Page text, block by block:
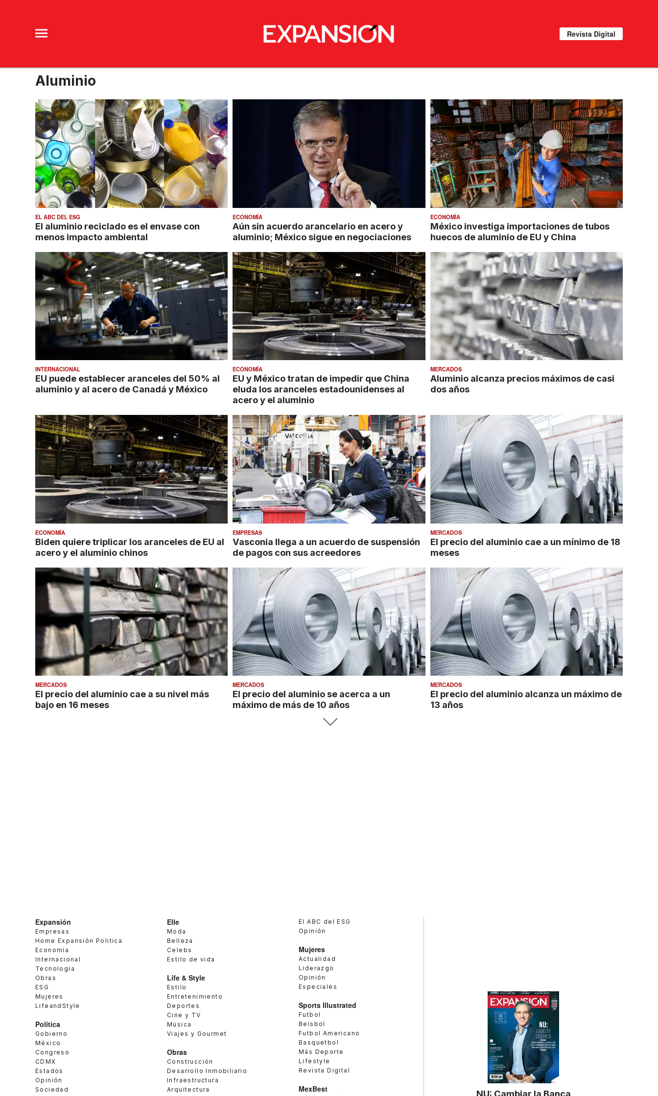
Revista Digital
Aluminio
EL ABC DEL ESG
El aluminio reciclado es el envase con
menos impacto ambiental
ECONOMÍA
Aún sin acuerdo arancelario en acero y
aluminio; México sigue en negociaciones
ECONOMÍA
México investiga importaciones de tubos
huecos de aluminio de EU y China
INTERNACIONAL
EU puede establecer aranceles del 50% al
aluminio y al acero de Canadá y México
ECONOMÍA
EU y México tratan de impedir que China
eluda los aranceles estadounidenses al
acero y el aluminio
MERCADOS
Aluminio alcanza precios máximos de casi
dos años
ECONOMÍA
Biden quiere triplicar los aranceles de EU al
acero y el aluminio chinos
EMPRESAS
Vasconia llega a un acuerdo de suspensión
de pagos con sus acreedores
MERCADOS
El precio del aluminio cae a un mínimo de 18
meses
MERCADOS
El precio del aluminio cae a su nivel más
bajo en 16 meses
MERCADOS
El precio del aluminio se acerca a un
máximo de más de 10 años
MERCADOS
El precio del aluminio alcanza un máximo de
13 años
Expansión
Empresas
Home Expansión Politica
Economía
Internacional
Tecnología
Obras
ESG
Mujeres
LifeandStyle
Política
Gobierno
México
Congreso
CDMX
Estados
Opinión
Sociedad
Elle
Moda
Belleza
Celebs
Estilo de vida
Life & Style
Estilo
Entretenimiento
Deportes
Cine y TV
Música
Viajes y Gourmet
Obras
Construcción
Desarrollo Inmobiliario
Infraestructura
Arquitectura
El ABC del ESG
Opinión
Mujeres
Actualidad
Liderazgo
Opinión
Especiales
Sports Illustrated
Futbol
Beisbol
Futbol Americano
Basquetbol
Más Deporte
Lifestyle
Revista Digital
MexBest NU: Cambiar la Banca